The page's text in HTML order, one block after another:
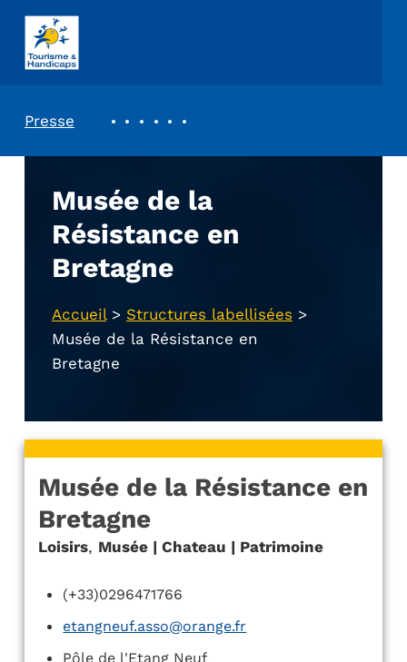
ASSOCIATION TOURISME ET HANDICAPS
Presse
Musée de la
Résistance en
Bretagne
Accueil> Structures labellisées >
Musée de la Résistance en
Bretagne
Musée de la Résistance en
Bretagne
Loisirs, Musée | Chateau | Patrimoine
(+33)0296471766
etangneuf.asso@orange.fr
Pôle de l'Etang Neuf